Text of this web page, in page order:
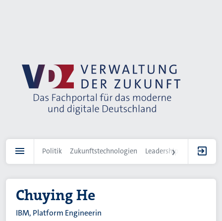
Politik Zukunftstechnologien Leadership IT-
Chuying He
IBM, Platform Engineerin